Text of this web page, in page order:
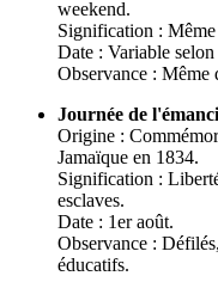
weekend.
Signification :
Date : Variable selon
Observance : Même
Journée de
Origine :
Jamaïque en 1834.
Signification :
esclaves.
Date : 1er août.
Observance :
éducatifs.